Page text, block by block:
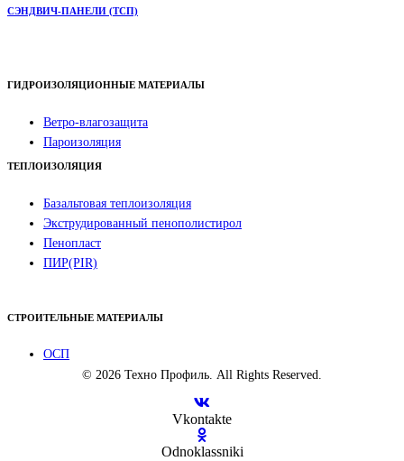
СЭНДВИЧ-ПАНЕЛИ (ТСП)
ГИДРОИЗОЛЯЦИОННЫЕ МАТЕРИАЛЫ
Ветро-влагозащита
Пароизоляция
ТЕПЛОИЗОЛЯЦИЯ
Базальтовая теплоизоляция
Экструдированный пенополистирол
Пенопласт
ПИР(PIR)
СТРОИТЕЛЬНЫЕ МАТЕРИАЛЫ
ОСП
© 2026 Техно Профиль. All Rights Reserved.
Vkontakte
Odnoklassniki